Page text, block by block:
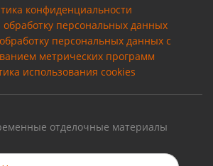
конфиденциальности
обработку персональных данных
персональных данных с
метрических программ
использования cookies
отделочные материалы